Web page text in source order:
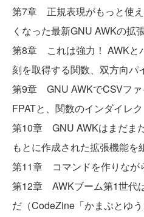
第7章 正規表現がもっと使
くなった最新GNU AWKの拡
第8章 これは強力！ AWKと
刻を取得する関数、双方向パ
第9章 GNU AWKでCSVファ
FPATと、関数のインダイレ
第10章 GNU AWKはまだま
もとに作成された拡張機能を
第11章 コマンドを作りなが
第12章 AWKブーム第1世代
だ（CodeZine「かまぷとゆ